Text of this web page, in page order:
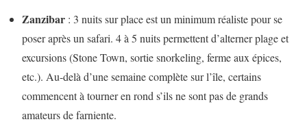
Zanzibar : 3 nuits sur place est un minimum réaliste pour se
poser après un safari. 4 à 5 nuits permettent d’alterner plage et
excursions (Stone Town, sortie snorkeling, ferme aux épices,
etc.). Au-delà d’une semaine complète sur l’île, certains
commencent à tourner en rond s’ils ne sont pas de grands
amateurs de farniente.